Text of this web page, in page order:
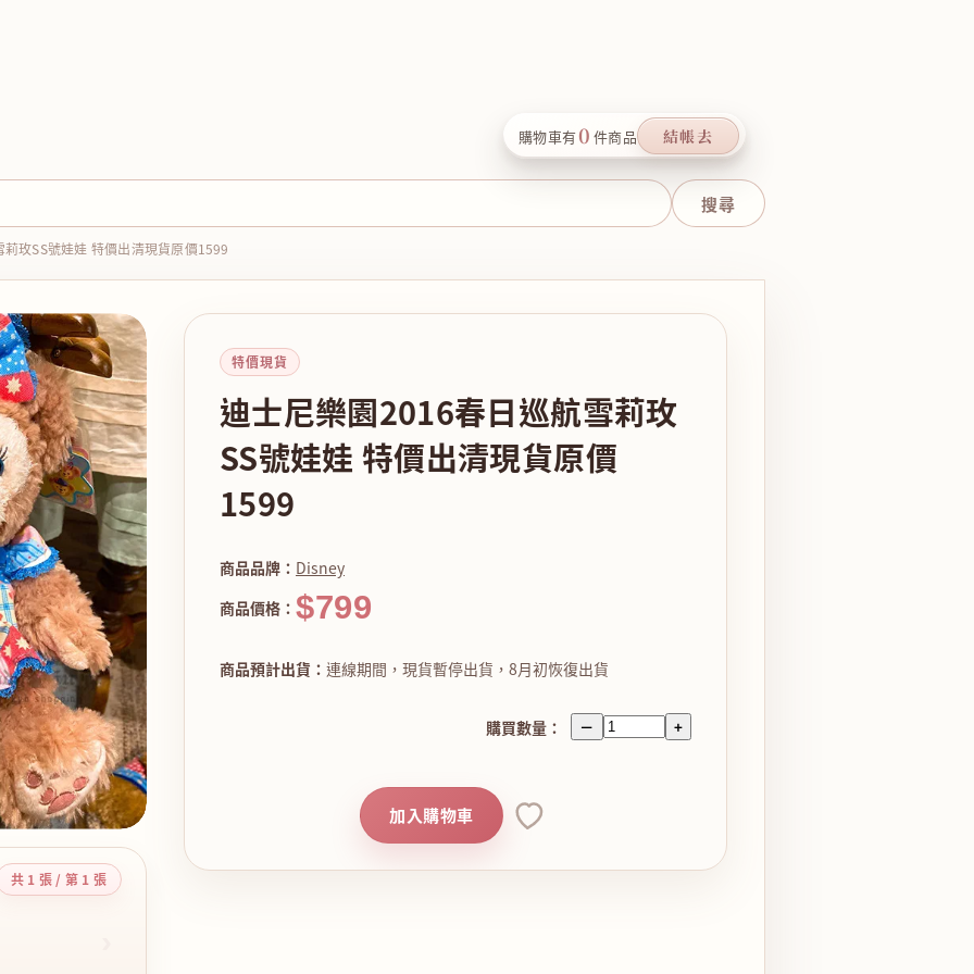
購物車有0 件商品 結帳去
玫SS號娃娃 特價出清現貨原價1599
共 1 張 / 第 1 張
特價現貨
迪士尼樂園2016春日巡航雪莉玫
SS號娃娃 特價出清現貨原價
1599
商品品牌： Disney
商品價格： $799
商品預計出貨： 連線期間，現貨暫停出貨，8月初恢復出貨
購買數量： － +
加入購物車